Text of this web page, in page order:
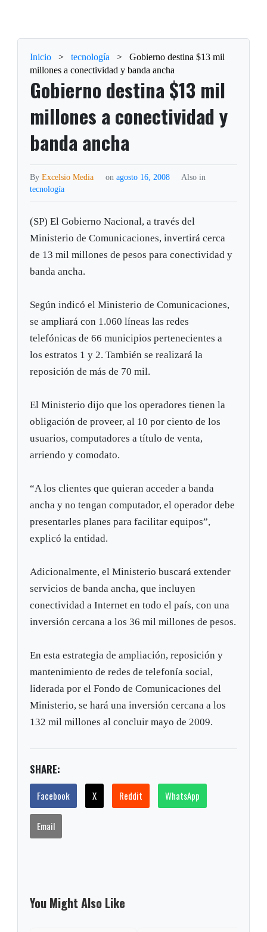
Inicio > tecnología >
Gobierno destina $13 mil
millones a conectividad y banda ancha
Gobierno destina $13 mil
millones a conectividad y
banda ancha
ByExcelsio Media on agosto 16, 2008
Also in
tecnología
(SP) El Gobierno Nacional, a través del
Ministerio de Comunicaciones, invertirá cerca
de 13 mil millones de pesos para conectividad y
banda ancha.
Según indicó el Ministerio de Comunicaciones,
se ampliará con 1.060 líneas las redes
telefónicas de 66 municipios pertenecientes a
los estratos 1 y 2. También se realizará la
reposición de más de 70 mil.
El Ministerio dijo que los operadores tienen la
obligación de proveer, al 10 por ciento de los
usuarios, computadores a título de venta,
arriendo y comodato.
“A los clientes que quieran acceder a banda
ancha y no tengan computador, el operador debe
presentarles planes para facilitar equipos”,
explicó la entidad.
Adicionalmente, el Ministerio buscará extender
servicios de banda ancha, que incluyen
conectividad a Internet en todo el país, con una
inversión cercana a los 36 mil millones de pesos.
En esta estrategia de ampliación, reposición y
mantenimiento de redes de telefonía social,
liderada por el Fondo de Comunicaciones del
Ministerio, se hará una inversión cercana a los
132 mil millones al concluir mayo de 2009.
SHARE:
Facebook X Reddit WhatsApp
Email
You Might Also Like